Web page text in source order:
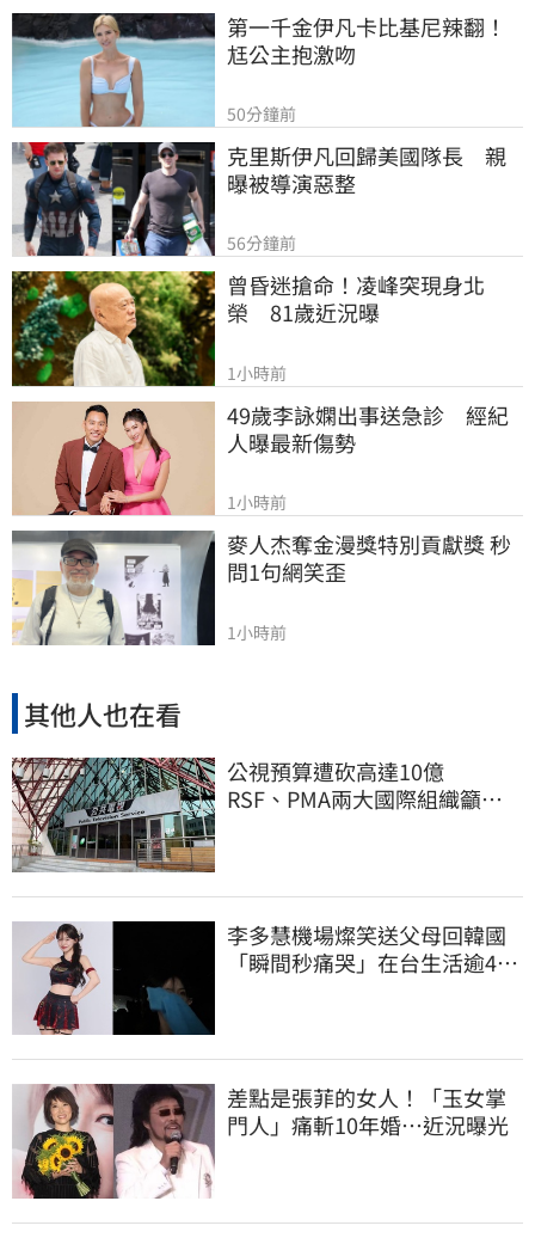
第一千金伊凡卡比基尼辣翻！
尪公主抱激吻
50分鐘前
克里斯伊凡回歸美國隊長　親
曝被導演惡整
56分鐘前
曾昏迷搶命！凌峰突現身北
榮　81歲近況曝
1小時前
49歲李詠嫻出事送急診　經紀
人曝最新傷勢
1小時前
麥人杰奪金漫獎特別貢獻獎 秒
問1句網笑歪
1小時前
其他人也在看
公視預算遭砍高達10億
RSF、PMA兩大國際組織籲撤
李多慧機場燦笑送父母回韓國
「瞬間秒痛哭」在台生活逾4年
差點是張菲的女人！「玉女掌
門人」痛斬10年婚…近況曝光